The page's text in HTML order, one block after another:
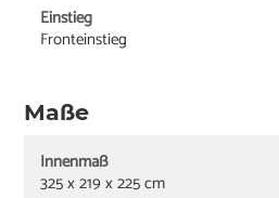
Einstieg
Fronteinstieg
Maße
Innenmaß
325 x 219 x 225 cm